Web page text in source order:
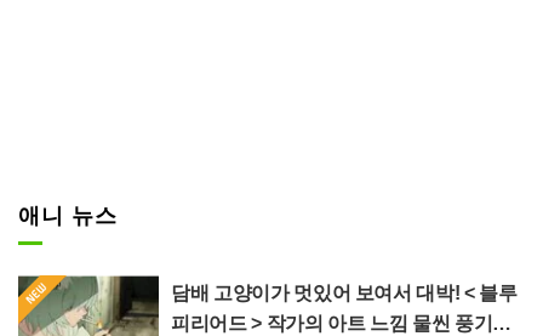
애니 뉴스
담배 고양이가 멋있어 보여서 대박! < 블루
피리어드 > 작가의 아트 느낌 물씬 풍기는